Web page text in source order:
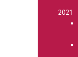
2021